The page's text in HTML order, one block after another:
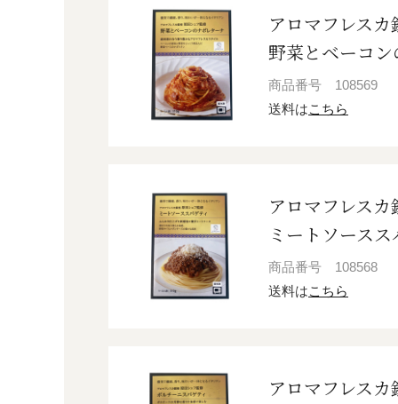
アロマフレス
野菜とベーコ
商品番号
108569
送料はこちら
アロマフレス
ミートソース
商品番号
108568
送料はこちら
アロマフレス